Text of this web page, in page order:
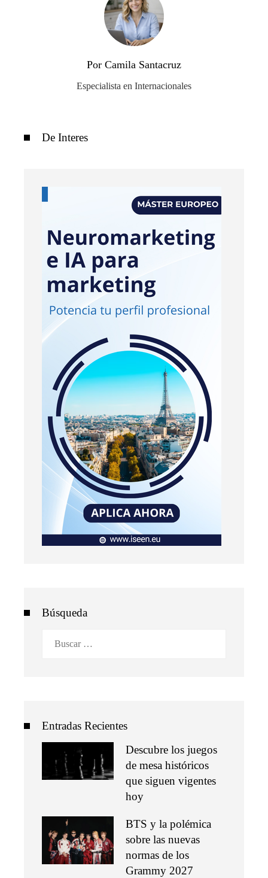
Por Camila Santacruz
Especialista en Internacionales
De Interes
Búsqueda
Entradas Recientes
Descubre los juegos
de mesa históricos
que siguen vigentes
hoy
BTS y la polémica
sobre las nuevas
normas de los
Grammy 2027